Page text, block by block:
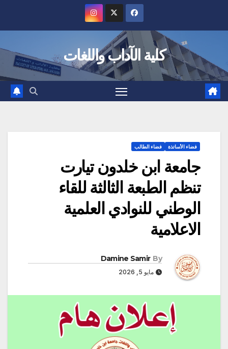
كلية الآداب واللغات
فضاء الأساتذة فضاء الطالب
جامعة ابن خلدون تيارت
تنظم الطبعة الثالثة للقاء
الوطني للنوادي العلمية
الاعلامية
By
Damine Samir
مايو 5, 2026